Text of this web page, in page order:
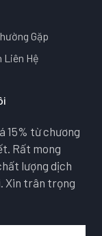
Gặp
Liên Hệ
15% từ chương
Rất mong
lượng dịch
Xin trân trọng